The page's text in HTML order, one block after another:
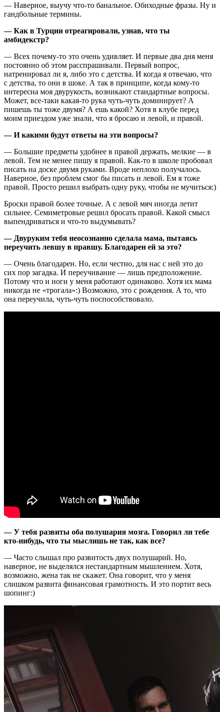
— Наверное, выучу что-то банальное. Обиходные фразы. Ну и
гандбольные термины.
— Как в Турции отреагировали, узнав, что ты
амбидекстр?
— Всех почему-то это очень удивляет. И первые два дня меня
постоянно об этом расспрашивали. Первый вопрос,
натренировал ли я, либо это с детства. И когда я отвечаю, что
с детства, то они в шоке. А так в принципе, когда кому-то
интересна моя двурукость, возникают стандартные вопросы.
Может, все-таки какая-то рука чуть-чуть доминирует? А
пишешь ты тоже двумя? А ешь какой? Хотя в клубе перед
моим приездом уже знали, что я бросаю и левой, и правой.
— И какими будут ответы на эти вопросы?
— Большие предметы удобнее в правой держать, мелкие — в
левой. Тем не менее пишу я правой. Как-то в школе пробовал
писать на доске двумя руками. Вроде неплохо получалось.
Наверное, без проблем смог бы писать и левой. Ем я тоже
правой. Просто решил выбрать одну руку, чтобы не мучиться:)
Броски правой более точные. А с левой мяч иногда летит
сильнее. Семиметровые решил бросать правой. Какой смысл
выпендриваться и что-то выдумывать?
— Двуруким тебя неосознанно сделала мама, пытаясь
переучить левшу в правшу. Благодарен ей за это?
— Очень благодарен. Но, если честно, для нас с ней это до
сих пор загадка. И переучивание — лишь предположение.
Потому что и ноги у меня работают одинаково. Хотя их мама
никогда не «трогала»:) Возможно, это с рождения. А то, что
она переучила, чуть-чуть поспособствовало.
— У тебя развиты оба полушария мозга. Говорил ли тебе
кто-нибудь, что ты мыслишь не так, как все?
— Часто слышал про развитость двух полушарий. Но,
наверное, не выделялся нестандартным мышлением. Хотя,
возможно, жена так не скажет. Она говорит, что у меня
слишком развита финансовая грамотность. И это портит весь
шопинг:)